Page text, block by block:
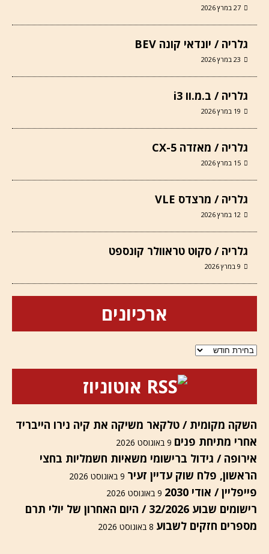
27 במרץ 2026
גלריה / יונדאי קונה BEV
23 במרץ 2026
גלריה / ב.מ.וו i3
19 במרץ 2026
גלריה / מאזדה CX-5
15 במרץ 2026
גלריה / מרצדס VLE
12 במרץ 2026
גלריה / סקוט טראוולר קונספט
9 במרץ 2026
ארכיונים
ארכיונים
אוטוניוז
השקה מקומית / טלקאר משיקה את קיה נירו הייבריד
אחרי מתיחת פנים 9 באוגוסט 2026
אירופה / גידול ברישומי משאיות חשמליות בחצי
הראשון, פלח שוק עדיין זעיר 9 באוגוסט 2026
פייפליין / אודי 2030 9 באוגוסט 2026
רישומים שבוע 32/2026 / היום האחרון של יולי תרם
מספרים חזקים לשבוע 8 באוגוסט 2026